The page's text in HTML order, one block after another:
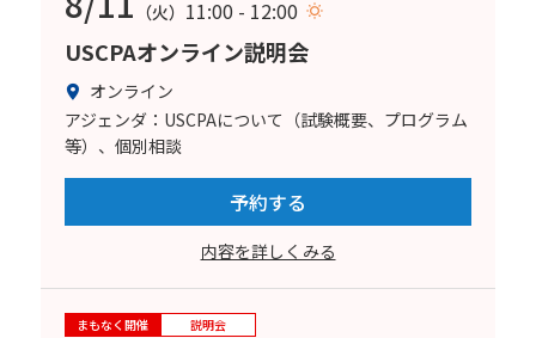
（火） 11:00 - 12:00
USCPAオンライン説明会
オンライン
アジェンダ：USCPAについて（試験概要、プログラム
等）、個別相談
予約する
内容を詳しくみる
まもなく開催 説明会